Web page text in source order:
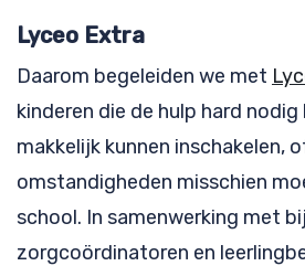
Lyceo Extra
Daarom begeleiden we met
kinderen die de hulp hard
makkelijk kunnen inschakelen,
omstandigheden misschien
school. In samenwerking met
zorgcoördinatoren en